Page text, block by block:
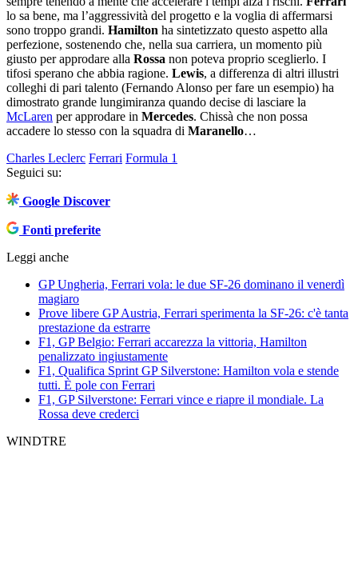
lo sa bene, ma l’aggressività del progetto e la voglia di affermarsi
sono troppo grandi. Hamilton ha sintetizzato questo aspetto alla
perfezione, sostenendo che, nella sua carriera, un momento più
giusto per approdare alla Rossa non poteva proprio sceglierlo. I
tifosi sperano che abbia ragione. Lewis, a differenza di altri illustri
colleghi di pari talento (Fernando Alonso per fare un esempio) ha
dimostrato grande lungimiranza quando decise di lasciare la
McLaren per approdare in Mercedes. Chissà che non possa
accadere lo stesso con la squadra di Maranello…
Charles Leclerc Ferrari Formula 1
Seguici su:
Google Discover
Fonti preferite
Leggi anche
GP Ungheria, Ferrari vola: le due SF-26 dominano il venerdì
magiaro
Prove libere GP Austria, Ferrari sperimenta la SF-26: c'è tanta
prestazione da estrarre
F1, GP Belgio: Ferrari accarezza la vittoria, Hamilton
penalizzato ingiustamente
F1, Qualifica Sprint GP Silverstone: Hamilton vola e stende
tutti. È pole con Ferrari
F1, GP Silverstone: Ferrari vince e riapre il mondiale. La
Rossa deve crederci
WINDTRE